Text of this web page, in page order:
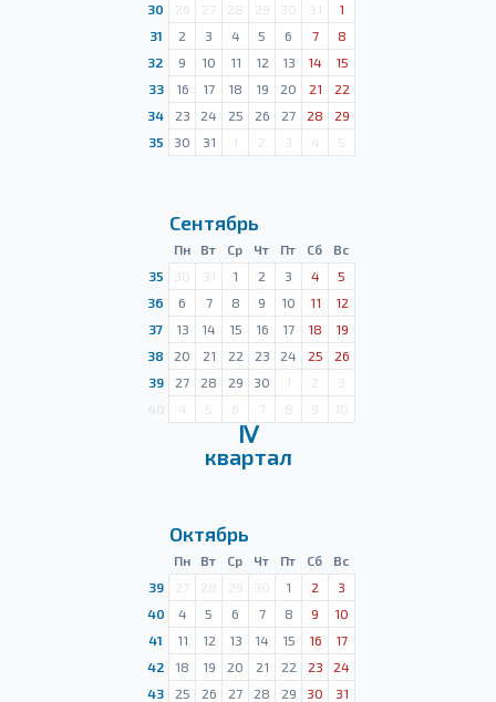
30
26 27 28 29 30 31
1
31
2 3 4 5 6 7
8
32
9 10 11 12 13 14
15
33
16 17 18 19 20 21
22
34
23 24 25 26 27 28
29
35
30 31 1 2 3 4 5
Сентябрь
Пн Вт Ср Чт Пт Сб
Вс
35
30 31 1 2 3 4
5
36
6 7 8 9 10 11
12
37
13 14 15 16 17 18
19
38
20 21 22 23 24 25
26
39
27 28 29 30 1 2
3
4 5 6 7 8 9 10
Ⅳ
квартал
Октябрь
Пн Вт Ср Чт Пт Сб
Вс
39
27 28 29 30 1 2
3
40
4 5 6 7 8 9
10
41
11 12 13 14 15 16
17
42
18 19 20 21 22 23
24
43
25 26 27 28 29 30
31